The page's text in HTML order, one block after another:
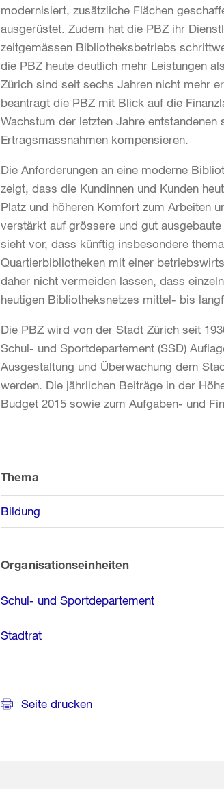
modernisiert, zusätzliche Flächen
ausgerüstet. Zudem hat die PBZ ihr
zeitgemässen Bibliotheksbetriebs
die PBZ heute deutlich mehr Leistungen
Zürich sind seit sechs Jahren nicht mehr
beantragt die PBZ mit Blick auf die
Wachstum der letzten Jahre
Ertragsmassnahmen kompensieren.
Die Anforderungen an eine moderne
zeigt, dass die Kundinnen und Kunden
Platz und höheren Komfort zum Arbeiten
verstärkt auf grössere und gut
sieht vor, dass künftig insbesondere
Quartierbibliotheken mit einer
daher nicht vermeiden lassen, dass
heutigen Bibliotheksnetzes mittel- bis
Die PBZ wird von der Stadt Zürich seit
Schul- und Sportdepartement (SSD)
Ausgestaltung und Überwachung dem
werden. Die jährlichen Beiträge in der
Budget 2015 sowie zum Aufgaben- und
Informationen
Thema
Bildung
Organisationseinheiten
Schul- und Sportdepartement
Stadtrat
Seite drucken